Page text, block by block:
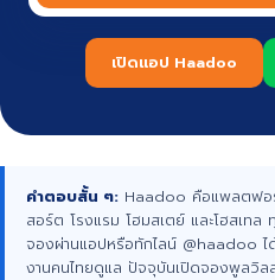
เปิดแอป Haadoo
คำตอบสั้น ๆ: Haadoo คือแพลตฟอ
สอร์ต โรงแรม โฮมสเตย์ และโฮสเท
จองผ่านแอปหรือทักไลน์ @haadoo
งานคนไทยดูแล ปัจจุบันเปิดจองพูลวิล